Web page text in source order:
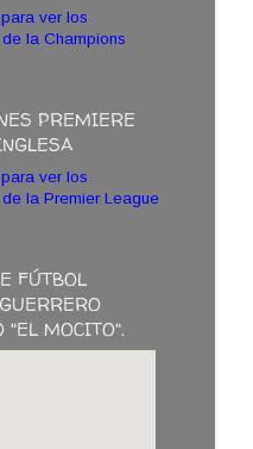
ver los
la Champions
PREMIERE
ver los
la Premier League
FÚTBOL
"EL MOCITO".